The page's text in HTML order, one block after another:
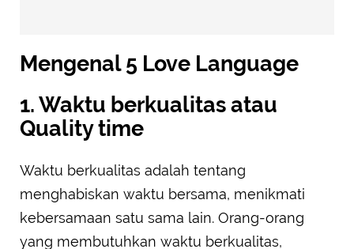
Mengenal 5 Love Language
1. Waktu berkualitas atau
Quality time
Waktu berkualitas adalah tentang
menghabiskan waktu bersama, menikmati
kebersamaan satu sama lain. Orang-orang
yang membutuhkan waktu berkualitas,